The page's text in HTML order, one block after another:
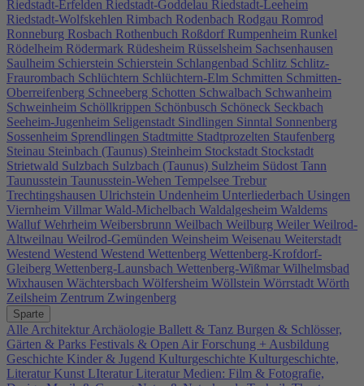
Riedstadt-Erfelden Riedstadt-Goddelau Riedstadt-Leeheim
Riedstadt-Wolfskehlen Rimbach Rodenbach Rodgau Romrod
Ronneburg Rosbach Rothenbuch Roßdorf Rumpenheim Runkel
Rödelheim Rödermark Rüdesheim Rüsselsheim Sachsenhausen
Saulheim Schierstein Schierstein Schlangenbad Schlitz Schlitz-
Fraurombach Schlüchtern Schlüchtern-Elm Schmitten Schmitten-
Oberreifenberg Schneeberg Schotten Schwalbach Schwanheim
Schweinheim Schöllkrippen Schönbusch Schöneck Seckbach
Seeheim-Jugenheim Seligenstadt Sindlingen Sinntal Sonnenberg
Sossenheim Sprendlingen Stadtmitte Stadtprozelten Staufenberg
Steinau Steinbach (Taunus) Steinheim Stockstadt Stockstadt
Strietwald Sulzbach Sulzbach (Taunus) Sulzheim Südost Tann
Taunusstein Taunusstein-Wehen Tempelsee Trebur
Trechtingshausen Ulrichstein Undenheim Unterliederbach Usingen
Viernheim Villmar Wald-Michelbach Waldalgesheim Waldems
Walluf Wehrheim Weibersbrunn Weilbach Weilburg Weiler Weilrod-
Altweilnau Weilrod-Gemünden Weinsheim Weisenau Weiterstadt
Westend Westend Westend Wettenberg Wettenberg-Krofdorf-
Gleiberg Wettenberg-Launsbach Wettenberg-Wißmar Wilhelmsbad
Wixhausen Wächtersbach Wölfersheim Wöllstein Wörrstadt Wörth
Zeilsheim Zentrum Zwingenberg
Sparte
Alle Architektur Archäologie Ballett & Tanz Burgen & Schlösser,
Gärten & Parks Festivals & Open Air Forschung + Ausbildung
Geschichte Kinder & Jugend Kulturgeschichte Kulturgeschichte,
Literatur Kunst LIteratur Literatur Medien: Film & Fotografie,